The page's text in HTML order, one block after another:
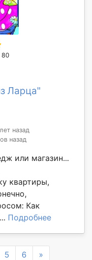
80
Ларца"
назад
назад
или магазин...
квартиры,
Как
Подробнее
5 6 »